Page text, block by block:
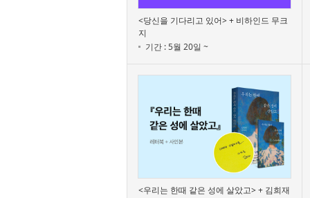
<당신을 기다리고 있어> + 비하인드 무크
지
기간 : 5월 20일 ~
<우리는 한때 같은 성에 살았고> + 김희재